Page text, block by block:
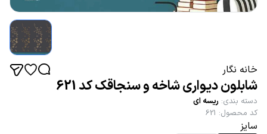
خانه نگار
شابلون دیواری شاخه و سنجاقک کد 621
دسته بندی: ریسه ای
کد محصول:
621
سایز